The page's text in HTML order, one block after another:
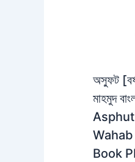
অস্ফুট
মাহমুদ
Book